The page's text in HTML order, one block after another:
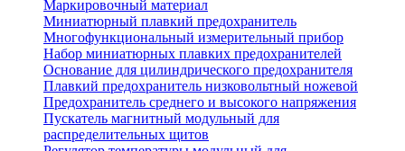
Маркировочный материал
Миниатюрный плавкий предохранитель
Многофункциональный измерительный прибор
Набор миниатюрных плавких предохранителей
Основание для цилиндрического предохранителя
Плавкий предохранитель низковольтный ножевой
Предохранитель среднего и высокого напряжения
Пускатель магнитный модульный для
распределительных щитов